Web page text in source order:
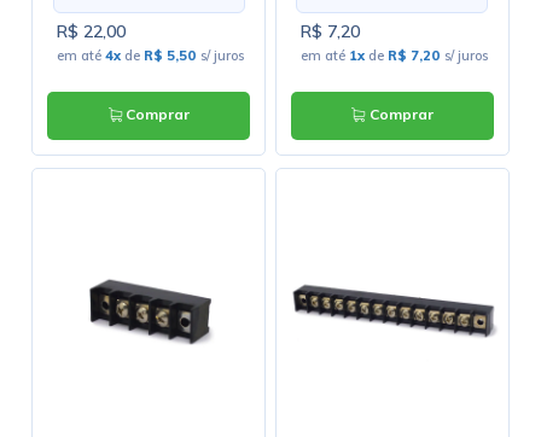
R$ 22,00
em até4x de R$ 5,50 s/ juros
Comprar
R$ 7,20
em até 1x de R$ 7,20 s/ juros
Comprar